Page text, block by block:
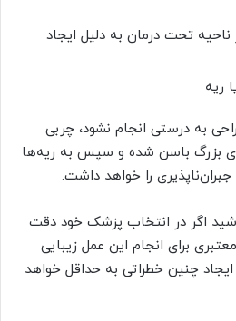
تحت درمان به دلیل ایجاد
ریه
به درستی انجام نشود، چربی
بزرگ باسن شده و سپس به ریه‌ها
را خواهد داشت.
اگر در انتخاب پزشک خود دقت
برای انجام این عمل زیبایی
ایجاد چنین خطراتی به حداقل خواهد